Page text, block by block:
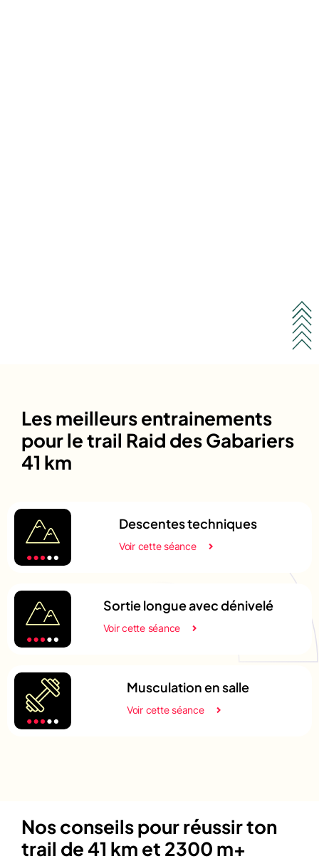
Les meilleurs entrainements
pour le trail Raid des Gabariers
41 km
Descentes techniques
Voir cette séance
Sortie longue avec dénivelé
Voir cette séance
Musculation en salle
Voir cette séance
Nos conseils pour réussir ton
trail de 41 km et 2300 m+